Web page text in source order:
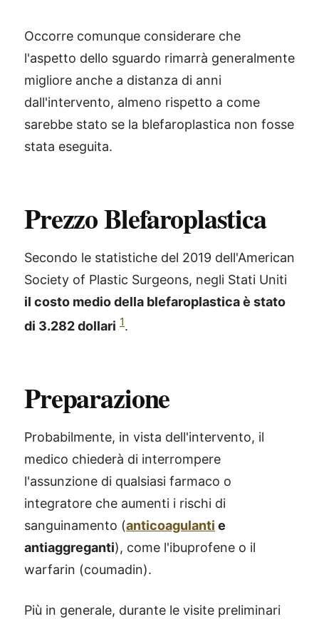
Occorre comunque considerare che
l'aspetto dello sguardo rimarrà generalmente
migliore anche a distanza di anni
dall'intervento, almeno rispetto a come
sarebbe stato se la blefaroplastica non fosse
stata eseguita.
Prezzo Blefaroplastica
Secondo le statistiche del 2019 dell'American
Society of Plastic Surgeons, negli Stati Uniti
il costo medio della blefaroplastica è stato
di 3.282 dollari 1.
Preparazione
Probabilmente, in vista dell'intervento, il
medico chiederà di interrompere
l'assunzione di qualsiasi farmaco o
integratore che aumenti i rischi di
sanguinamento (anticoagulanti e
antiaggreganti), come l'ibuprofene o il
warfarin (coumadin).
Più in generale, durante le visite preliminari